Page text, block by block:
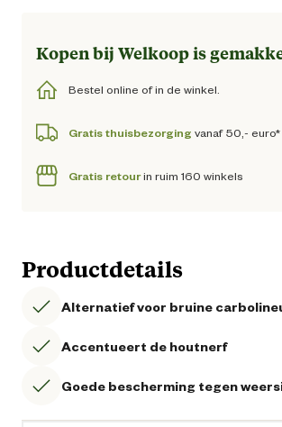
Kopen bij Welkoop is
Bestel online of in de winkel.
Gratis thuisbezorging vanaf 50,- euro*
Gratis retourin ruim 160 winkels
Productdetails
Alternatief voor bruine
Accentueert de houtnerf
Goede bescherming tegen